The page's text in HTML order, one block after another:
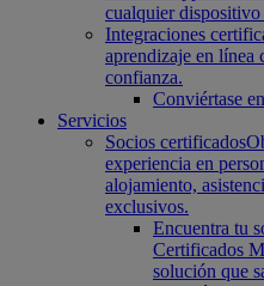
cualquier
Integraciones
aprendizaje en línea
confianza.
Conviértase
Servicios
Socios certificados
experiencia en
alojamiento,
exclusivos.
Encuentra tu
Certificados
solución que